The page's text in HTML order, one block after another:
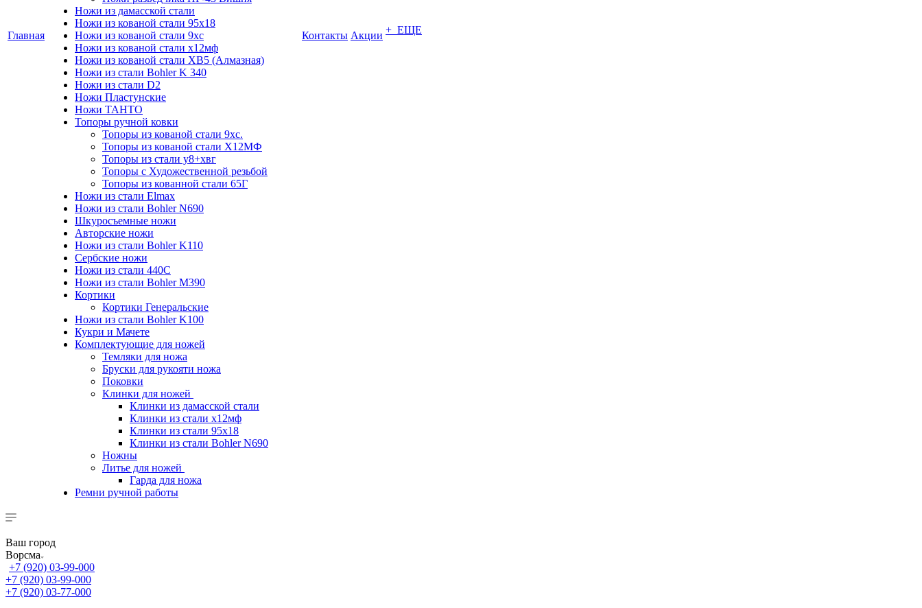
Главная
Ножи из дамасской стали
Ножи из кованой стали 95х18
Ножи из кованой стали 9хс
Ножи из кованой стали х12мф
Ножи из кованой стали ХВ5 (Алмазная)
Ножи из стали Bohler K 340
Ножи из стали D2
Ножи Пластунские
Ножи ТАНТО
Топоры ручной ковки
Топоры из кованой стали 9хс.
Топоры из кованой стали Х12МФ
Топоры из стали у8+хвг
Топоры с Художественной резьбой
Топоры из кованной стали 65Г
Ножи из стали Elmax
Ножи из стали Bohler N690
Шкуросъемные ножи
Авторские ножи
Ножи из стали Bohler K110
Сербские ножи
Ножи из стали 440С
Ножи из стали Bohler M390
Кортики
Кортики Генеральские
Ножи из стали Bohler K100
Кукри и Мачете
Комплектующие для ножей
Темляки для ножа
Бруски для рукояти ножа
Поковки
Клинки для ножей
Клинки из дамасской стали
Клинки из стали х12мф
Клинки из стали 95х18
Клинки из стали Bohler N690
Ножны
Литье для ножей
Гарда для ножа
Ремни ручной работы
Контакты Акции + ЕЩЕ
Ваш город
Ворсма
+7 (920) 03-99-000
+7 (920) 03-99-000
+7 (920) 03-77-000